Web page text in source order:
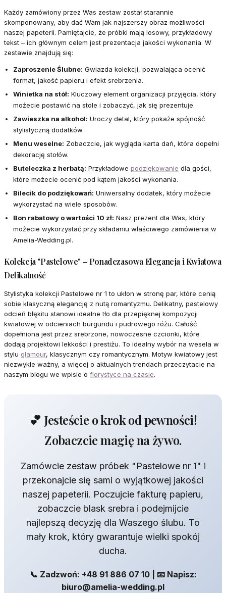
Każdy zamówiony przez Was zestaw został starannie
skomponowany, aby dać Wam jak najszerszy obraz możliwości
naszej papeterii. Pamiętajcie, że próbki mają losowy, przykładowy
tekst – ich głównym celem jest prezentacja jakości wykonania. W
zestawie znajdują się:
Zaproszenie Ślubne: Gwiazda kolekcji, pozwalająca ocenić
format, jakość papieru i efekt srebrzenia.
Winietka na stół: Kluczowy element organizacji przyjęcia, który
możecie postawić na stole i zobaczyć, jak się prezentuje.
Zawieszka na alkohol: Uroczy detal, który pokaże spójność
stylistyczną dodatków.
Menu weselne: Zobaczcie, jak wygląda karta dań, która dopełni
dekorację stołów.
Buteleczka z herbatą: Przykładowe podziękowanie dla gości,
które możecie ocenić pod kątem jakości wykonania.
Bilecik do podziękowań: Uniwersalny dodatek, który możecie
wykorzystać na wiele sposobów.
Bon rabatowy o wartości 10 zł: Nasz prezent dla Was, który
możecie wykorzystać przy składaniu właściwego zamówienia w
Amelia-Wedding.pl.
Kolekcja "Pastelowe" – Ponadczasowa Elegancja i Kwiatowa
Delikatność
Stylistyka kolekcji Pastelowe nr 1 to ukłon w stronę par, które cenią
sobie klasyczną elegancję z nutą romantyzmu. Delikatny, pastelowy
odcień błękitu stanowi idealne tło dla przepięknej kompozycji
kwiatowej w odcieniach burgundu i pudrowego różu. Całość
dopełniona jest przez srebrzone, nowoczesne czcionki, które
dodają projektowi lekkości i prestiżu. To idealny wybór na wesela w
stylu glamour, klasycznym czy romantycznym. Motyw kwiatowy jest
niezwykle ważny, a więcej o aktualnych trendach przeczytacie na
naszym blogu we wpisie o florystyce na czasie.
💕 Jesteście o krok od pewności!
Zobaczcie magię na żywo.
Zamówcie zestaw próbek "Pastelowe nr 1" i
przekonajcie się sami o wyjątkowej jakości
naszej papeterii. Poczujcie fakturę papieru,
zobaczcie blask srebra i podejmijcie
najlepszą decyzję dla Waszego ślubu. To
mały krok, który gwarantuje wielki spokój
ducha.
📞 Zadzwoń: +48 91 886 07 10 | 📧 Napisz:
biuro@amelia-wedding.pl